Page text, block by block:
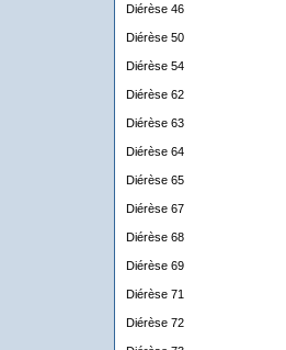
Diérèse 46
Diérèse 50
Diérèse 54
Diérèse 62
Diérèse 63
Diérèse 64
Diérèse 65
Diérèse 67
Diérèse 68
Diérèse 69
Diérèse 71
Diérèse 72